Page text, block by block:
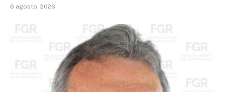
6 agosto, 2026